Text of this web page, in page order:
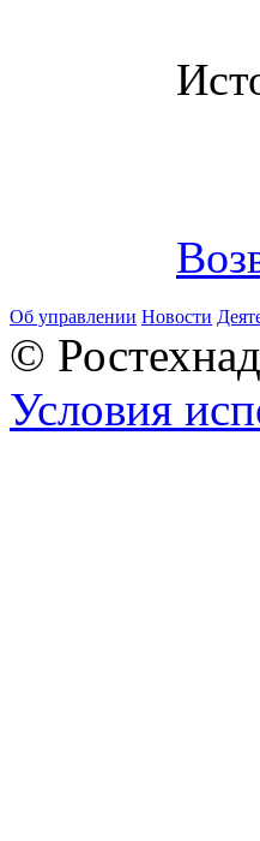
Об управлении Новости
©
Условия